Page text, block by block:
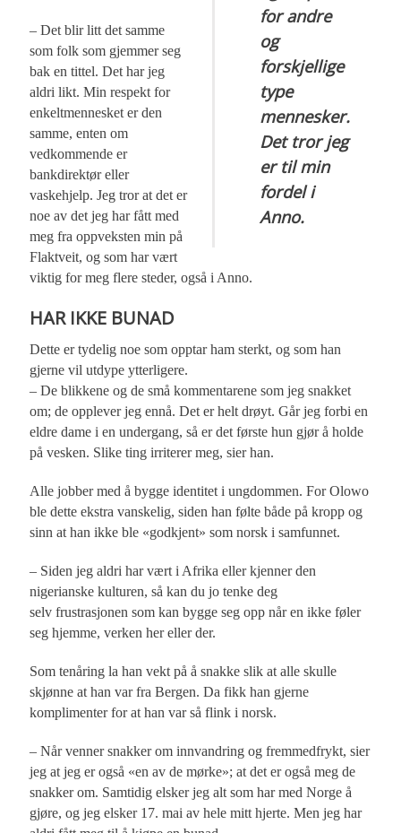
for andre
og
forskjellige
type
mennesker.
Det tror jeg
er til min
fordel i
Anno.
– Det blir litt det samme
som folk som gjemmer seg
bak en tittel. Det har jeg
aldri likt. Min respekt for
enkeltmennesket er den
samme, enten om
vedkommende er
bankdirektør eller
vaskehjelp. Jeg tror at det er
noe av det jeg har fått med
meg fra oppveksten min på
Flaktveit, og som har vært
viktig for meg flere steder, også i Anno.
HAR IKKE BUNAD
Dette er tydelig noe som opptar ham sterkt, og som han
gjerne vil utdype ytterligere.
– De blikkene og de små kommentarene som jeg snakket
om; de opplever jeg ennå. Det er helt drøyt. Går jeg forbi en
eldre dame i en undergang, så er det første hun gjør å holde
på vesken. Slike ting irriterer meg, sier han.
Alle jobber med å bygge identitet i ungdommen. For Olowo
ble dette ekstra vanskelig, siden han følte både på kropp og
sinn at han ikke ble «godkjent» som norsk i samfunnet.
– Siden jeg aldri har vært i Afrika eller kjenner den
nigerianske kulturen, så kan du jo tenke deg
selv frustrasjonen som kan bygge seg opp når en ikke føler
seg hjemme, verken her eller der.
Som tenåring la han vekt på å snakke slik at alle skulle
skjønne at han var fra Bergen. Da fikk han gjerne
komplimenter for at han var så flink i norsk.
– Når venner snakker om innvandring og fremmedfrykt, sier
jeg at jeg er også «en av de mørke»; at det er også meg de
snakker om. Samtidig elsker jeg alt som har med Norge å
gjøre, og jeg elsker 17. mai av hele mitt hjerte. Men jeg har